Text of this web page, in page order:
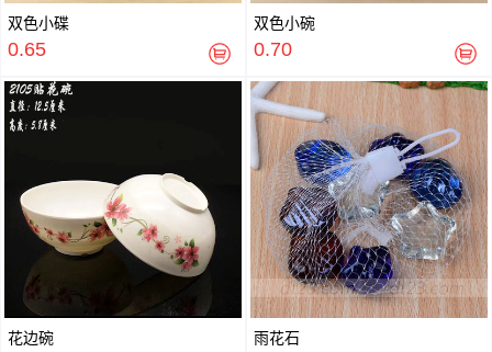
双色小碟
0.65
双色小碗
0.70
花边碗
雨花石